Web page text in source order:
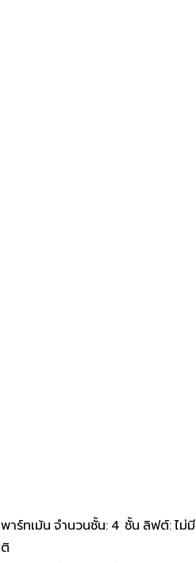
ร์ทเม้น จำนวนชั้น: 4 ชั้น ลิฟต์:ไม่มี